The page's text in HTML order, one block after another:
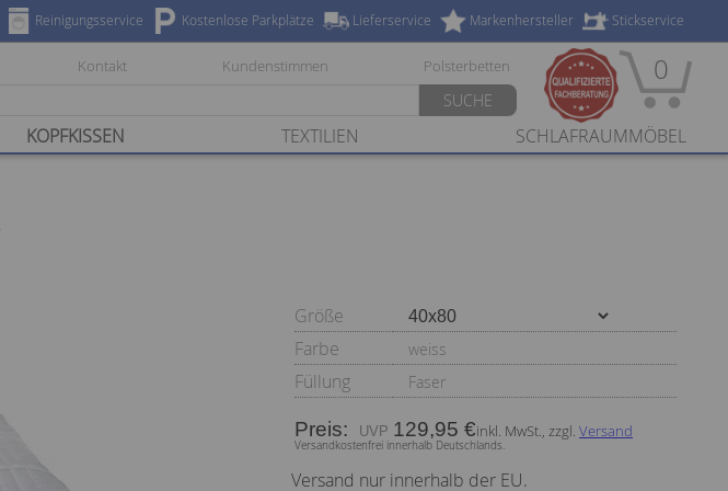
Stickservice
Markenhersteller
Lieferservice
Kostenlose Parkplätze
Reinigungsservice
Kontakt Kundenstimmen Polsterbetten
SUCHE
0
KOPFKISSEN TEXTILIEN SCHLAFRAUMMÖBEL
Größe
Farbe
weiss
Füllung Faser
Preis: 129,95 €inkl. MwSt., zzgl. Versand
Versandkostenfrei innerhalb Deutschlands.
Versand nur innerhalb der EU.